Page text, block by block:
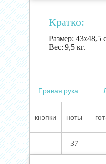
Кратко:
Размер: 43х48,5
Вес: 9,5 кг.
Правая рука
кнопки ноты
37